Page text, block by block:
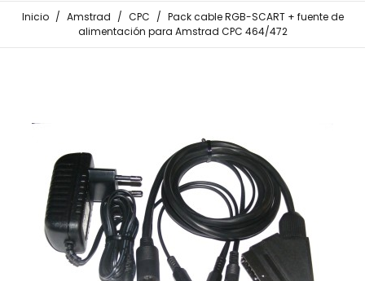
Inicio / Amstrad / CPC / Pack cable RGB-SCART + fuente de
alimentación para Amstrad CPC 464/472